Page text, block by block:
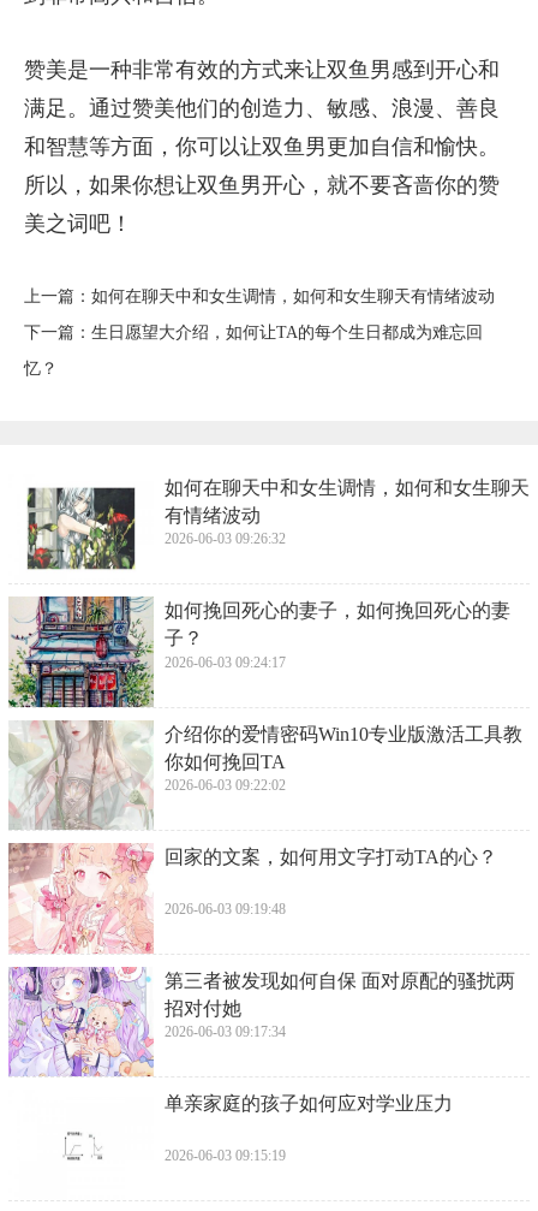
赞美是一种非常有效的方式来让双鱼男感到开心和
满足。通过赞美他们的创造力、敏感、浪漫、善良
和智慧等方面，你可以让双鱼男更加自信和愉快。
所以，如果你想让双鱼男开心，就不要吝啬你的赞
美之词吧！
上一篇： ​如何在聊天中和女生调情，如何和女生聊天有情绪波动
下一篇： ​生日愿望大介绍，如何让TA的每个生日都成为难忘回
忆？
​如何在聊天中和女生调情，如何和女生聊天
有情绪波动
2026-06-03 09:26:32
​如何挽回死心的妻子，如何挽回死心的妻
子？
2026-06-03 09:24:17
​介绍你的爱情密码Win10专业版激活工具教
你如何挽回TA
2026-06-03 09:22:02
​回家的文案，如何用文字打动TA的心？
2026-06-03 09:19:48
​第三者被发现如何自保 面对原配的骚扰两
招对付她
2026-06-03 09:17:34
​单亲家庭的孩子如何应对学业压力
2026-06-03 09:15:19